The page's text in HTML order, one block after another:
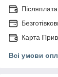
Післяплата
Карта
Всі умови